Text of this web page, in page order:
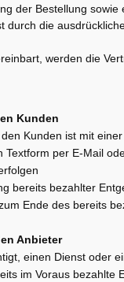
der Bestellung
durch die
werden die
Kunden
Kunden ist mit
Textform per E-Mail
bereits bezahlter
Ende des bereits
Anbieter
einen Dienst oder
im Voraus